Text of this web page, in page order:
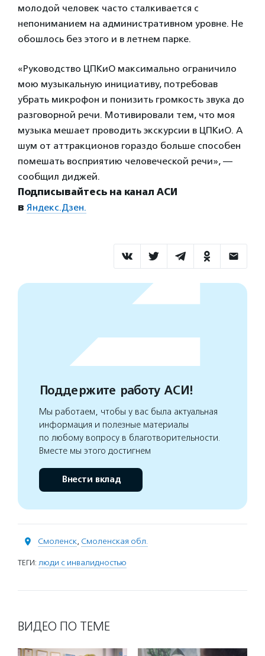
молодой человек часто сталкивается с
непониманием на административном уровне. Не
обошлось без этого и в летнем парке.
«Руководство ЦПКиО максимально ограничило
мою музыкальную инициативу, потребовав
убрать микрофон и понизить громкость звука до
разговорной речи. Мотивировали тем, что моя
музыка мешает проводить экскурсии в ЦПКиО. А
шум от аттракционов гораздо больше способен
помешать восприятию человеческой речи», —
сообщил диджей.
Подписывайтесь на канал АСИ
в Яндекс.Дзен.
Поддержите работу АСИ!
Мы работаем, чтобы у вас была актуальная
информация и полезные материалы
по любому вопросу в благотворительности.
Вместе мы этого достигнем
Внести вклад
Смоленск, Смоленская обл.
ТЕГИ: люди с инвалидностью
ВИДЕО ПО ТЕМЕ